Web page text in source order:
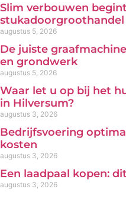
Slim verbouwen
stukadoorgroothandel
augustus 5, 2026
De juiste
en grondwerk
augustus 5, 2026
Waar let u op bij het
in Hilversum?
augustus 3, 2026
Bedrijfsvoering
kosten
augustus 3, 2026
Een laadpaal kopen:
augustus 3, 2026